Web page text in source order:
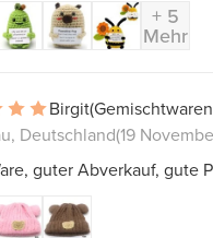
+ 5
Mehr
Birgit
Deutschland(19
guter Abverkauf, gute